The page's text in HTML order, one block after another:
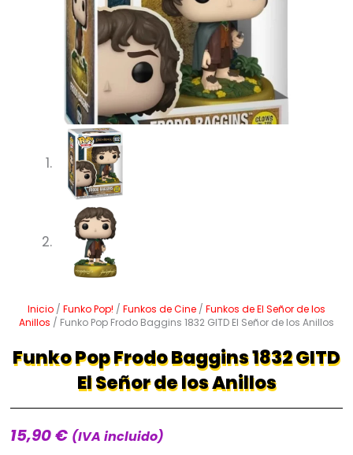
Inicio / Funko Pop! / Funkos de Cine / Funkos de El Señor de los
Anillos / Funko Pop Frodo Baggins 1832 GITD El Señor de los Anillos
Funko Pop Frodo Baggins 1832 GITD
El Señor de los Anillos
15,90€ (IVA incluido)